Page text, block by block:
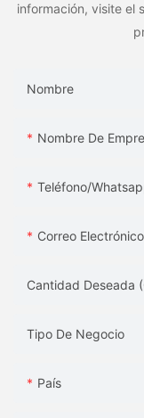
información, visite el
Nombre
Nombre De
Teléfono/
Correo Electrónico
Cantidad Deseada
Tipo De Negocio
País